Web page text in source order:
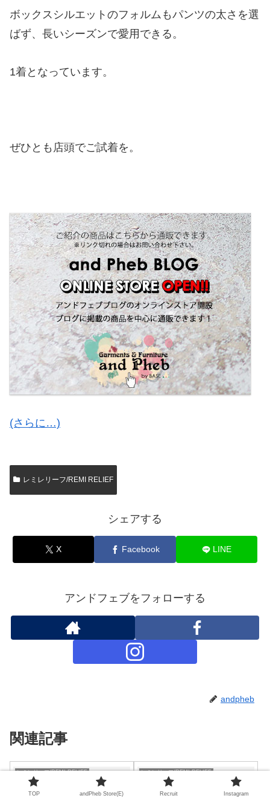
ボックスシルエットのフォルムもパンツの太さを選
ばず、長いシーズンで愛用できる。
1着となっています。
ぜひとも店頭でご試着を。
(さらに…)
レミレリーフ/REMI RELIEF
シェアする
X Facebook LINE
アンドフェブをフォローする
andpheb
関連記事
レミレリーフ/REMI RELIEF レミレリーフ/REMI RELIEF
TOP andPheb Store(E) Recruit Instagram